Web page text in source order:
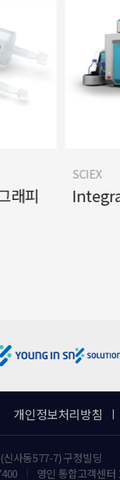
래피
SCIEX
개인정보처리방침
사동577-7) 구정빌딩
영인 통합고객센